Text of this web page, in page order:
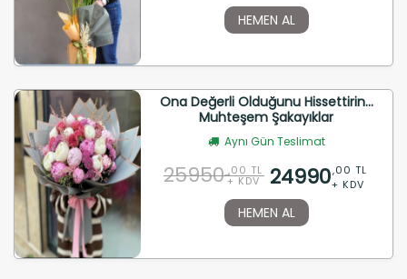
HEMEN AL
Ona Değerli Olduğunu Hissettirin...
Muhteşem Şakayıklar
Aynı Gün Teslimat
25950 ,00 TL
+ KDV 24990,00 TL
+ KDV
HEMEN AL